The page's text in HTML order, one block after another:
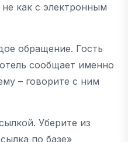
как с электронным
обращение. Гость
сообщает именно
– говорите с ним
Уберите из
по базе»